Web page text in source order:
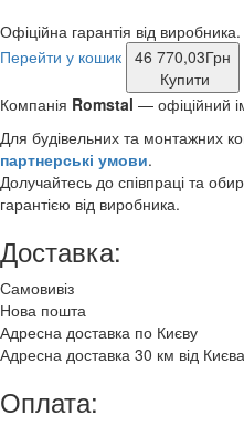
Офіційна гарантія від виробника.
Перейти у кошик 46 770,03Грн
Купити
Компанія Romstal — офіційний
Для будівельних та монтажних
партнерські умови.
Долучайтесь до співпраці та
гарантією від виробника.
Доставка:
Самовивіз
Нова пошта
Адресна доставка по Києву
Адресна доставка 30 км від Києва
Оплата: